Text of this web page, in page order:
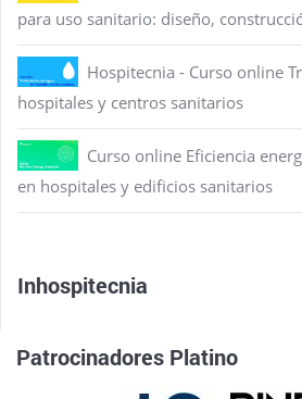
para uso sanitario: diseño,
Hospitecnia - Curso online
hospitales y centros sanitarios
Curso online Eficiencia
en hospitales y edificios sanitarios
Inhospitecnia
Patrocinadores Platino